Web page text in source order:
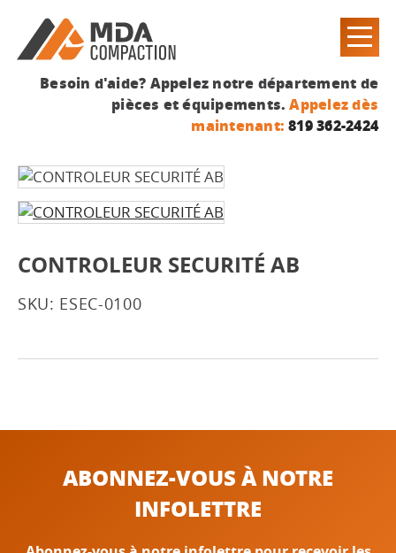
Besoin d'aide? Appelez notre département de
pièces et équipements.Appelez dès
maintenant: 819 362-2424
CONTROLEUR SECURITÉ AB
SKU: ESEC-0100
ABONNEZ-VOUS À NOTRE
INFOLETTRE